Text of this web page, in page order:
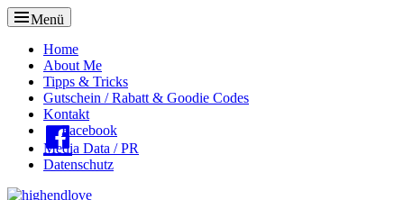
Menü
Oberes
Menü
Home
About Me
Tipps & Tricks
Gutschein / Rabatt & Goodie Codes
Kontakt
Facebook
Media Data / PR
Datenschutz